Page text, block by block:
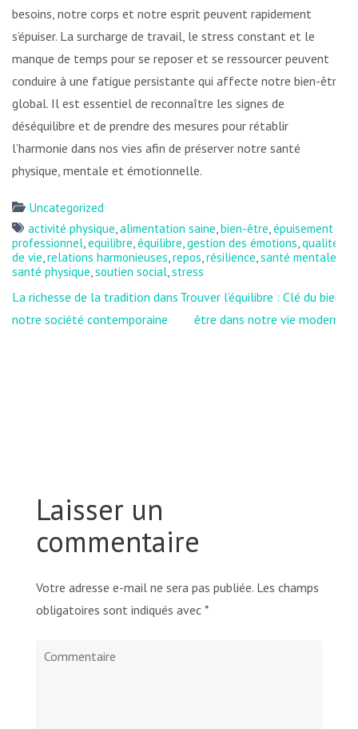
besoins, notre corps et notre esprit peuvent rapidement
s’épuiser. La surcharge de travail, le stress constant et le
manque de temps pour se reposer et se ressourcer peuvent
conduire à une fatigue persistante qui affecte notre bien-être
global. Il est essentiel de reconnaître les signes de
déséquilibre et de prendre des mesures pour rétablir
l’harmonie dans nos vies afin de préserver notre santé
physique, mentale et émotionnelle.
Uncategorized
activité physique alimentation saine bien-être épuisement
professionnel equilibre équilibre gestion des émotions qualité
de vie relations harmonieuses repos résilience santé mentale
santé physique soutien social stress
Navigation
de
La richesse de la tradition dans
notre société contemporaine
Trouver l’équilibre : Clé du bien-
être dans notre vie moderne
Laisser un
commentaire
Votre adresse e-mail ne sera pas publiée. Les champs
obligatoires sont indiqués avec *
Commentaire